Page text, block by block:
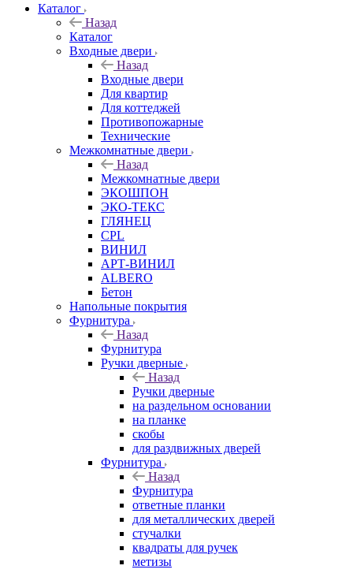
Каталог
Назад
Каталог
Входные двери
Назад
Входные двери
Для квартир
Для коттеджей
Противопожарные
Технические
Межкомнатные двери
Назад
Межкомнатные двери
ЭКОШПОН
ЭКО-ТЕКС
ГЛЯНЕЦ
CPL
ВИНИЛ
АРТ-ВИНИЛ
ALBERO
Бетон
Напольные покрытия
Фурнитура
Назад
Фурнитура
Ручки дверные
Назад
Ручки дверные
на раздельном основании
на планке
скобы
для раздвижных дверей
Фурнитура
Назад
Фурнитура
ответные планки
для металлических дверей
стучалки
квадраты для ручек
метизы